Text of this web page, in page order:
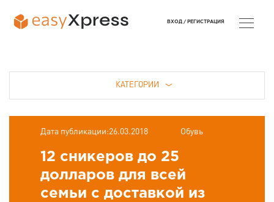
КАТЕГОРИИ
Дата публикации:26.03.2018 Обувь
12 сникеров до 25
долларов для всей
семьи с доставкой из
ВХОД / РЕГИСТРАЦИЯ